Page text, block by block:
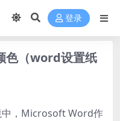
登录
色（word设置纸
中，Microsoft Word作